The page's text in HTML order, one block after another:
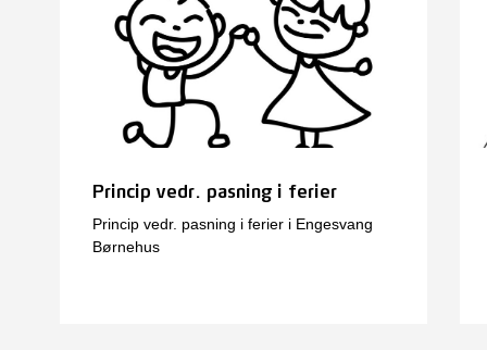
Princip vedr. pasning i ferier
Princip vedr. pasning i ferier i Engesvang
Børnehus